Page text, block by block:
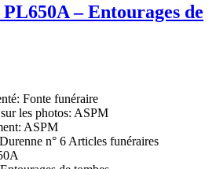
– Entourages de
Fonte funéraire
les photos: ASPM
ASPM
Durenne n° 6 Articles funéraires